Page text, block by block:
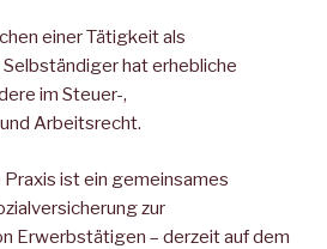
einer Tätigkeit als
hat erhebliche
im Steuer-,
Arbeitsrecht.
ist ein gemeinsames
zur
Erwerbstätigen – derzeit auf dem